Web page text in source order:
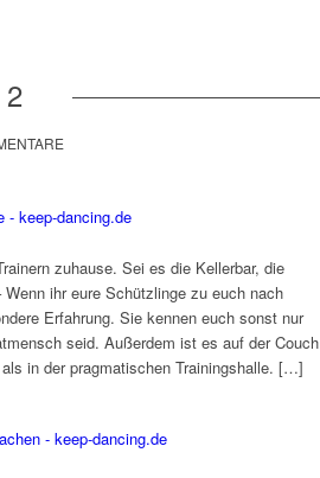
2
- keep-dancing.de
zuhause. Sei es die Kellerbar, die
ihr eure Schützlinge zu euch nach
Erfahrung. Sie kennen euch sonst nur
seid. Außerdem ist es auf der Couch
in der pragmatischen Trainingshalle. […]
- keep-dancing.de